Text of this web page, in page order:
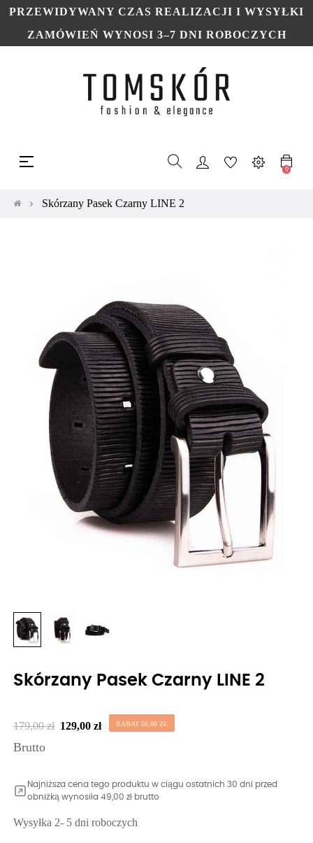
PRZEWIDYWANY CZAS REALIZACJI I WYSYŁKI
ZAMÓWIEŃ WYNOSI 3–7 DNI ROBOCZYCH
Toggle
navigation
☰
0
Skórzany Pasek Czarny LINE 2
Skórzany Pasek Czarny LINE 2
179,00 zł 129,00 zł RABAT 50,00 ZŁ
Brutto
Najniższa cena tego produktu w ciągu ostatnich 30 dni przed
obniżką wynosiła 49,00 zł brutto
Wysyłka 2- 5 dni roboczych